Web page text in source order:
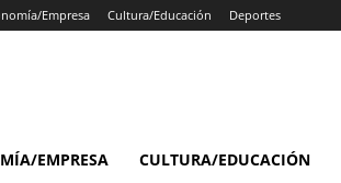
Empresa Cultura/Educación Deportes
EMPRESA CULTURA/EDUCACIÓN